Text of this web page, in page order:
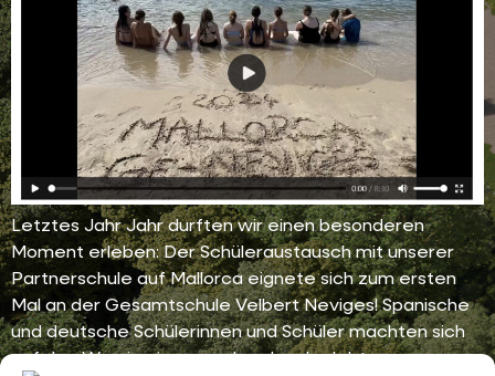
Letztes Jahr Jahr durften wir einen besonderen
Moment erleben: Der Schüleraustausch mit unserer
Partnerschule auf Mallorca eignete sich zum ersten
Mal an der Gesamtschule Velbert Neviges! Spanische
und deutsche Schülerinnen und Schüler machten sich
auf den Weg in ein neues Land und erlebten